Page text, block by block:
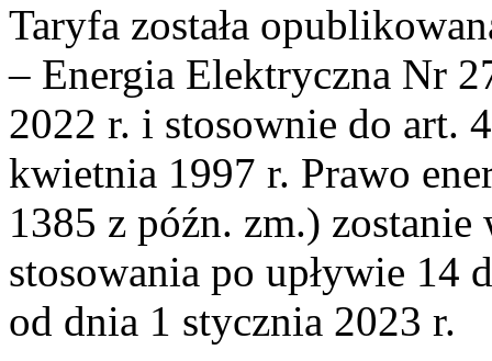
Taryfa została
– Energia Elektryczna Nr
2022 r. i stosownie do art.
kwietnia 1997 r. Prawo
1385 z późn. zm.)
stosowania po upływie
od dnia 1 stycznia 2023 r.